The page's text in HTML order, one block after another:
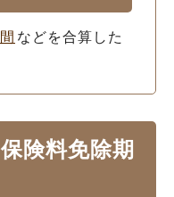
などを合算した
険料免除期